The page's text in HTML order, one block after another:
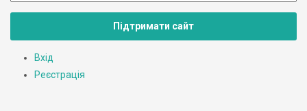
Підтримати сайт
Вхід
Реєстрація